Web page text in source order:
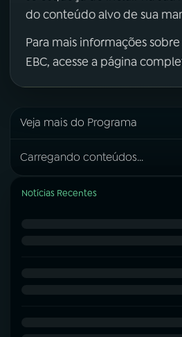
do conteúdo alvo de sua
Para mais informações
EBC, acesse a página
Veja mais do Programa
Carregando conteúdos...
Notícias Recentes